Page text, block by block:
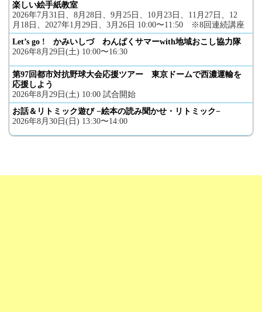
楽しい絵手紙教室
2026年7月31日、8月28日、9月25日、10月23日、11月27日、12
月18日、2027年1月29日、3月26日 10:00〜11:50 ※8回連続講座
Let’s go ! かみいしづ わんぱくサマーwith地域おこし協力隊
2026年8月29日(土) 10:00〜16:30
第97回都市対抗野球大会応援ツアー 東京ドームで西濃運輸を
応援しよう
2026年8月29日(土) 10:00 試合開始
お話＆リトミック遊び −絵本の読み聞かせ・リトミック−
2026年8月30日(日) 13:30〜14:00